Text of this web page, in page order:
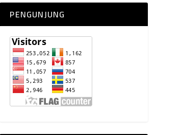
PENGUNJUNG